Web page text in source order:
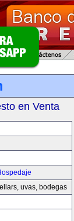
en Venta
uvas, bodegas